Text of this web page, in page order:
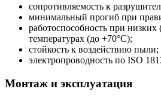
сопротивляемость к
минимальный прогиб при
работоспособность при
температурах (до +70°С);
стойкость к воздействию пыли;
электропроводность по ISO
Монтаж и эксплуатация